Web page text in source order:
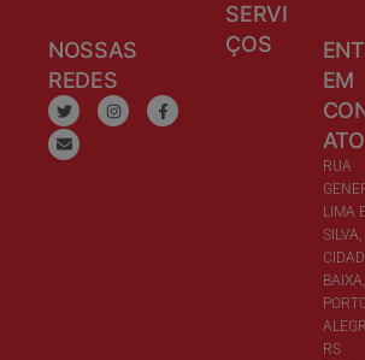
NOSSAS
REDES
SERVI
ÇOS
EM
ATO
RUA
LIMA
BAIXA,
RS